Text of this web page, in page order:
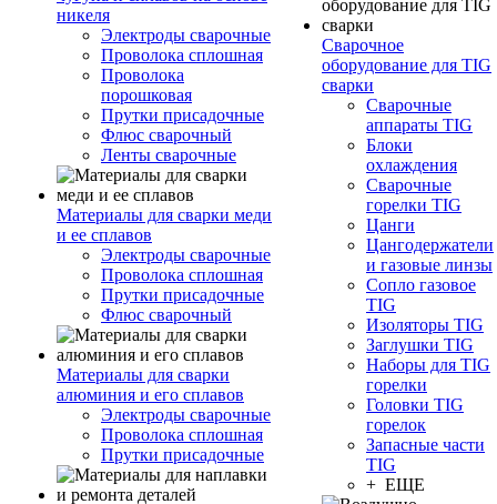
никеля
Электроды сварочные
Проволока сплошная
Проволока
порошковая
Прутки присадочные
Флюс сварочный
Ленты сварочные
Материалы для сварки меди
и ее сплавов
Электроды сварочные
Проволока сплошная
Прутки присадочные
Флюс сварочный
Материалы для сварки
алюминия и его сплавов
Электроды сварочные
Проволока сплошная
Прутки присадочные
Сварочное
оборудование для TIG
сварки
Сварочные
аппараты TIG
Блоки
охлаждения
Сварочные
горелки TIG
Цанги
Цангодержатели
и газовые линзы
Сопло газовое
TIG
Изоляторы TIG
Заглушки TIG
Наборы для TIG
горелки
Головки TIG
горелок
Запасные части
TIG
+ ЕЩЕ